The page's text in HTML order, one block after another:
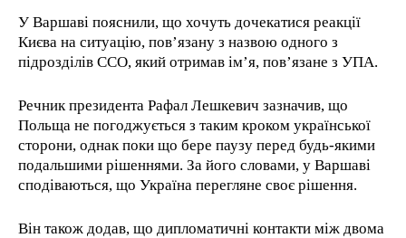
У Варшаві пояснили, що хочуть дочекатися реакції
Києва на ситуацію, пов’язану з назвою одного з
підрозділів ССО, який отримав ім’я, пов’язане з УПА.
Речник президента Рафал Лешкевич зазначив, що
Польща не погоджується з таким кроком української
сторони, однак поки що бере паузу перед будь-якими
подальшими рішеннями. За його словами, у Варшаві
сподіваються, що Україна перегляне своє рішення.
Він також додав, що дипломатичні контакти між двома